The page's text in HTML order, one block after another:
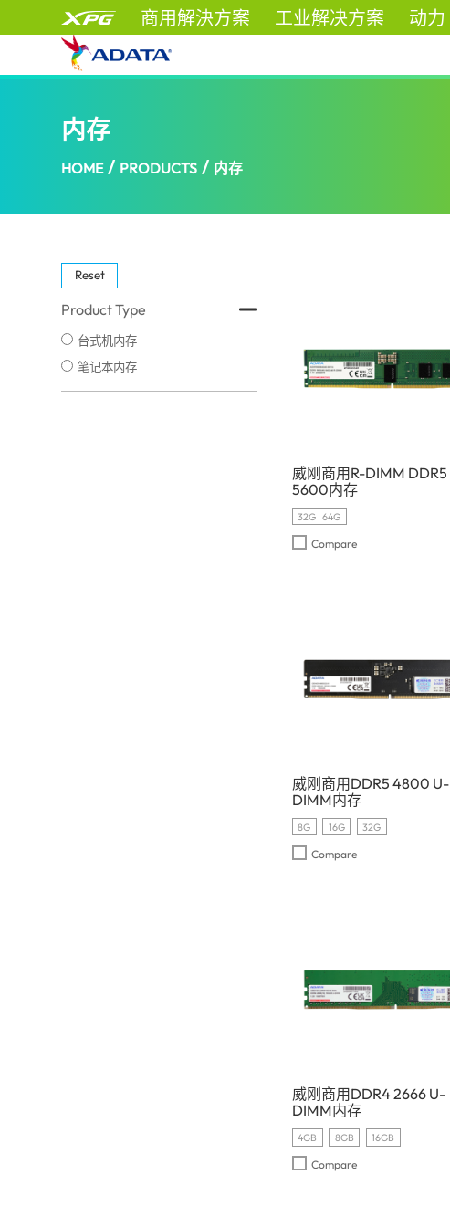
商用解決方案 工业解决方案 动力
内存
HOME / PRODUCTS / 内存
Reset
Product Type
台式机内存
笔记本内存
威刚商用R-DIMM DDR5
5600内存
32G | 64G
Compare
威刚商用DDR5 4800 U-
DIMM内存
8G 16G 32G
Compare
威刚商用DDR4 2666 U-
DIMM内存
4GB 8GB 16GB
Compare